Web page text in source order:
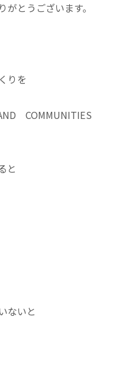
とうございます。
りを
COMMUNITIES
と
ないと